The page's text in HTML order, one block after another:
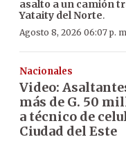
asalto a un camión
Yataity del Norte.
Agosto 8, 2026 06:07 p.
Nacionales
Video:
más de G. 50
a técnico de
Ciudad del Este